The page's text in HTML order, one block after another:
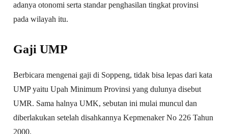
adanya otonomi serta standar penghasilan tingkat provinsi
pada wilayah itu.
Gaji UMP
Berbicara mengenai gaji di Soppeng, tidak bisa lepas dari kata
UMP yaitu Upah Minimum Provinsi yang dulunya disebut
UMR. Sama halnya UMK, sebutan ini mulai muncul dan
diberlakukan setelah disahkannya Kepmenaker No 226 Tahun
2000.